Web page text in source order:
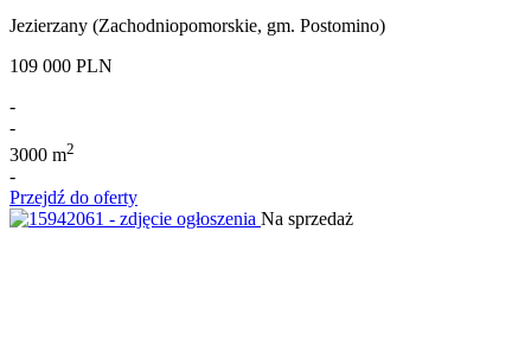
Jezierzany (Zachodniopomorskie, gm. Postomino)
109 000 PLN
-
-
3000 m2
-
Przejdź do oferty
Na sprzedaż